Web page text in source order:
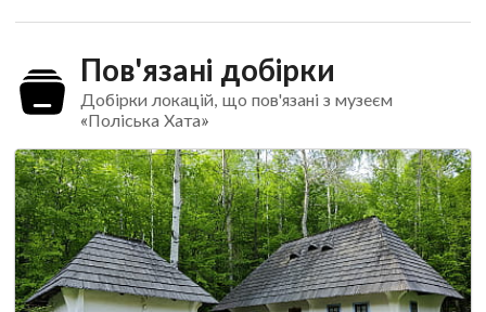
Пов'язані добірки
Добірки локацій, що пов'язані з музеєм
«Поліська Хата»